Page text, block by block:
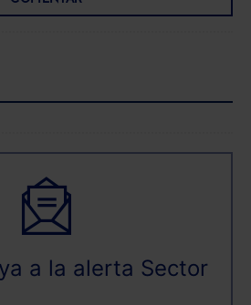
ninguna utilizaremos
a la alerta Sector